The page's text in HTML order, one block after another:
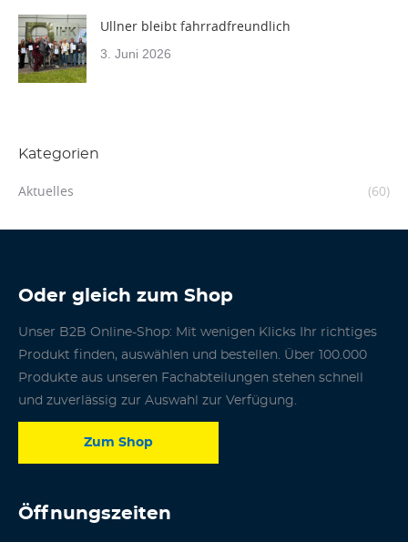
Ullner bleibt fahrradfreundlich
3. Juni 2026
Kategorien
Aktuelles (60)
Oder gleich zum Shop
Unser B2B Online-Shop: Mit wenigen Klicks Ihr richtiges
Produkt finden, auswählen und bestellen. Über 100.000
Produkte aus unseren Fachabteilungen stehen schnell
und zuverlässig zur Auswahl zur Verfügung.
Zum Shop
Öffnungszeiten